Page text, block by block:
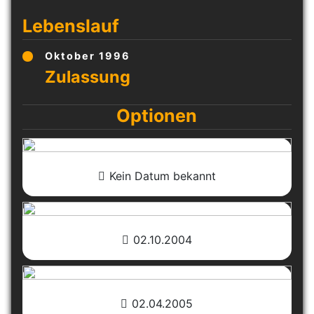
Lebenslauf
Oktober 1996
Optionen
Kein Datum bekannt
02.10.2004
02.04.2005